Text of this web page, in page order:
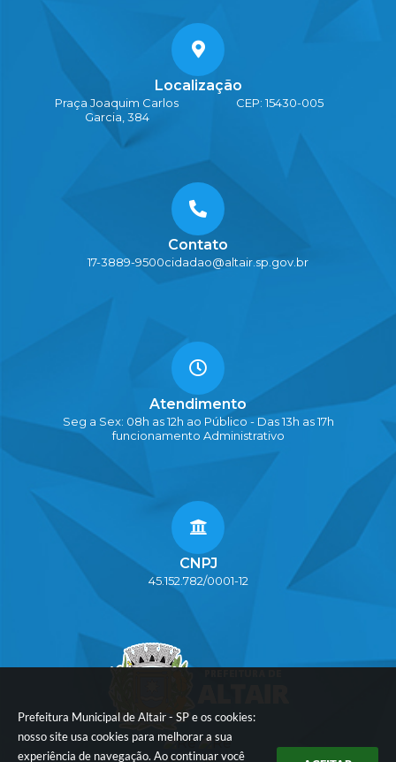
Prefeitura Municipal de Altair - SP e os cookies:
nosso site usa cookies para melhorar a sua
experiência de navegação. Ao continuar você
Localização
Praça Joaquim Carlos
Garcia, 384
CEP: 15430-005
Contato
17-3889-9500cidadao@altair.sp.gov.br
Atendimento
Seg a Sex: 08h as 12h ao Público - Das 13h as 17h
funcionamento Administrativo
CNPJ
45.152.782/0001-12